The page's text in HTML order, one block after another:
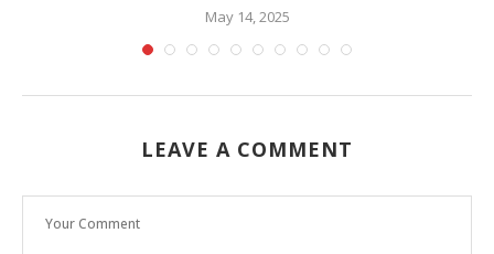
May 14, 2025
LEAVE A COMMENT